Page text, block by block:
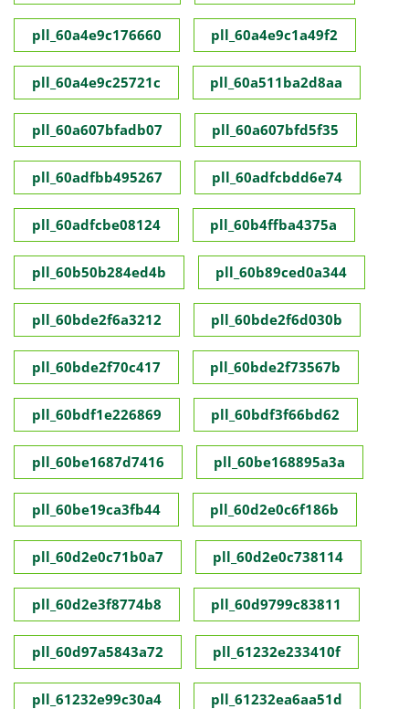
pll_60a4e9c176660 pll_60a4e9c1a49f2
pll_60a4e9c25721c pll_60a511ba2d8aa
pll_60a607bfadb07 pll_60a607bfd5f35
pll_60adfbb495267 pll_60adfcbdd6e74
pll_60adfcbe08124 pll_60b4ffba4375a
pll_60b50b284ed4b pll_60b89ced0a344
pll_60bde2f6a3212 pll_60bde2f6d030b
pll_60bde2f70c417 pll_60bde2f73567b
pll_60bdf1e226869 pll_60bdf3f66bd62
pll_60be1687d7416 pll_60be168895a3a
pll_60be19ca3fb44 pll_60d2e0c6f186b
pll_60d2e0c71b0a7 pll_60d2e0c738114
pll_60d2e3f8774b8 pll_60d9799c83811
pll_60d97a5843a72 pll_61232e233410f
pll_61232e99c30a4 pll_61232ea6aa51d